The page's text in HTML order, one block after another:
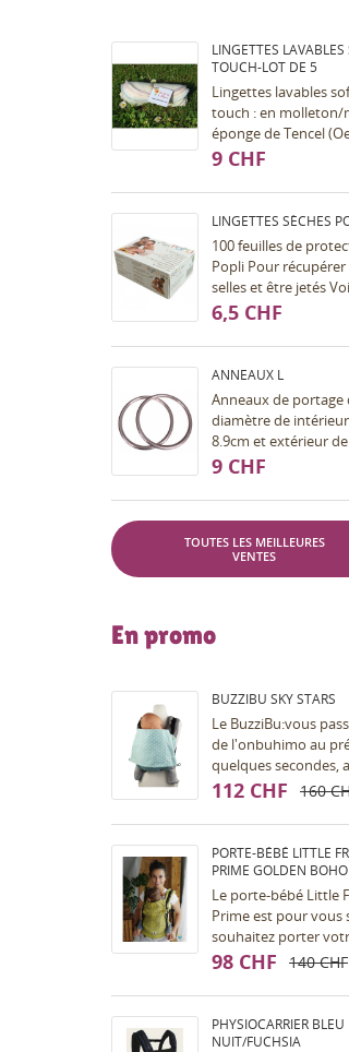
LINGETTES LAVABLES
TOUCH-LOT DE 5
Lingettes lavables
touch : en molleton/
éponge de Tencel
100), surjetées sur les
couleur. Les...
9 CHF
LINGETTES SÈCHES
100 feuilles de
Popli Pour récupérer
selles et être jetés
résistants et pouvant
lavés plusieurs fois
agréable au...
6,5 CHF
ANNEAUX L
Anneaux de portage
diamètre de
8.9cm et extérieur de
10.2cm. Pour
faire un sling cousu...
9 CHF
TOUTES LES MEILLEURES
VENTES
En promo
BUZZIBU SKY STARS
Le BuzziBu:vous
de l'onbuhimo au
quelques secondes,
l'aide
s'appelle la Bu). Le
en...
112 CHF 160
PORTE-BÉBÉ LITTLE
PRIME GOLDEN BOHO
Le porte-bébé Little
Prime est pour vous
souhaitez porter
dès la naissance (bien
pouvoir...
98 CHF 140 CHF
PHYSIOCARRIER BLEU
NUIT/FUCHSIA